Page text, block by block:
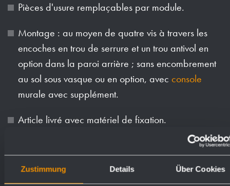
Zustimmung Details Über Cookies
Pièces d'usure remplaçables par module.
Montage : au moyen de quatre vis à travers les
encoches en trou de serrure et un trou antivol en
option dans la paroi arrière ; sans encombrement
au sol sous vasque ou en option, avec console
murale avec supplément.
Article livré avec matériel de fixation.